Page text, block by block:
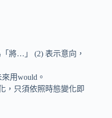
將…」 (2) 表示意向，
用would。
，只須依照時態變化即